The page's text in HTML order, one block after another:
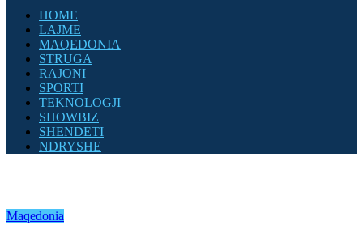
HOME
LAJME
MAQEDONIA
STRUGA
RAJONI
SPORTI
TEKNOLOGJI
SHOWBIZ
SHENDETI
NDRYSHE
Maqedonia